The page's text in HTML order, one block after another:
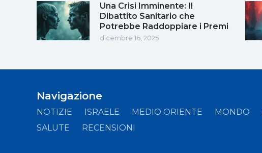
Una Crisi Imminente: Il
Dibattito Sanitario che
Potrebbe Raddoppiare i Premi
dicembre 16, 2025
Navigazione
NOTIZIE ISRAELE MEDIO ORIENTE MONDO
SALUTE
RECENSIONI